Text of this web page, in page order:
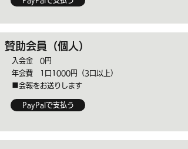
賛助会員（個人）
入会金 0円​​
年会費 1口1000円（3口以上）
​​■会報をお送りします
PayPalで支払う